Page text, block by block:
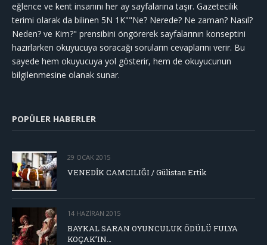
eğlence ve kent insanını her ay sayfalarına taşır. Gazetecilik
terimi olarak da bilinen 5N 1K""Ne? Nerede? Ne zaman? Nasıl?
Neden? ve Kim?" prensibini öngörerek sayfalarının konseptini
hazırlarken okuyucuya soracağı soruların cevaplarını verir. Bu
sayede hem okuyucuya yol gösterir, hem de okuyucunun
bilgilenmesine olanak sunar.
POPÜLER HABERLER
29 OCAK 2015
VENEDİK CAMCILIĞI / Gülistan Ertik
14 HAZIRAN 2015
BAYKAL SARAN OYUNCULUK ÖDÜLÜ FULYA
KOÇAK’IN…